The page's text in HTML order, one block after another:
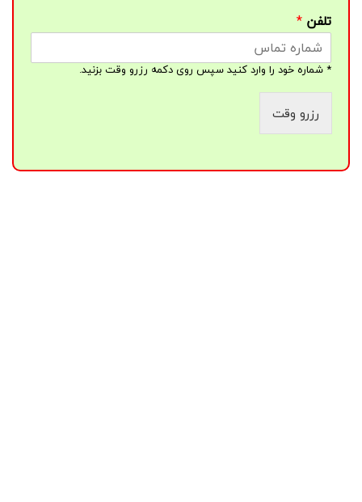
تلفن *
* شماره خود را وارد کنید سپس روی دکمه رزرو وقت بزنید.
رزرو وقت